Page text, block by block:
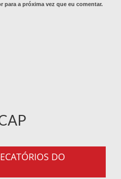
para a próxima vez que eu comentar.
DO